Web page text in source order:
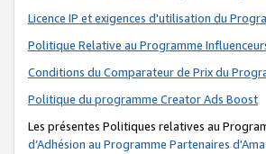
Licence IP et exigences d'utilisation du
Politique Relative au Programme
Conditions du Comparateur de Prix du
Politique du programme Creator Ads Boost
Les présentes Politiques relatives au
d’Adhésion au Programme Partenaires